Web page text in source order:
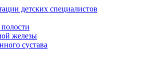
детских специалистов
железы
сустава